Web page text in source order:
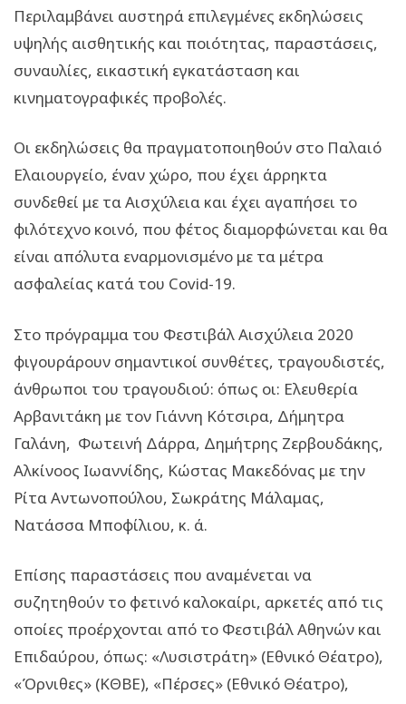
Περιλαμβάνει αυστηρά επιλεγμένες εκδηλώσεις
υψηλής αισθητικής και ποιότητας, παραστάσεις,
συναυλίες, εικαστική εγκατάσταση και
κινηματογραφικές προβολές.
Οι εκδηλώσεις θα πραγματοποιηθούν στο Παλαιό
Ελαιουργείο, έναν χώρο, που έχει άρρηκτα
συνδεθεί με τα Αισχύλεια και έχει αγαπήσει το
φιλότεχνο κοινό, που φέτος διαμορφώνεται και θα
είναι απόλυτα εναρμονισμένο με τα μέτρα
ασφαλείας κατά του Covid-19.
Στο πρόγραμμα του Φεστιβάλ Αισχύλεια 2020
φιγουράρουν σημαντικοί συνθέτες, τραγουδιστές,
άνθρωποι του τραγουδιού: όπως οι: Ελευθερία
Αρβανιτάκη με τον Γιάννη Κότσιρα, Δήμητρα
Γαλάνη, Φωτεινή Δάρρα, Δημήτρης Ζερβουδάκης,
Αλκίνοος Ιωαννίδης, Κώστας Μακεδόνας με την
Ρίτα Αντωνοπούλου, Σωκράτης Μάλαμας,
Νατάσσα Μποφίλιου, κ. ά.
Επίσης παραστάσεις που αναμένεται να
συζητηθούν το φετινό καλοκαίρι, αρκετές από τις
οποίες προέρχονται από το Φεστιβάλ Αθηνών και
Επιδαύρου, όπως: «Λυσιστράτη» (Εθνικό Θέατρο),
«Όρνιθες» (ΚΘΒΕ), «Πέρσες» (Εθνικό Θέατρο),